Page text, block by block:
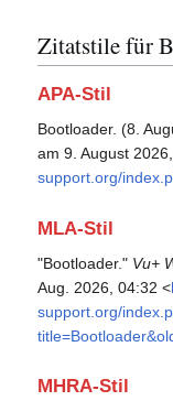
Zitatstile für
APA-Stil
Bootloader. (8.
am 9. August
support.org/
MLA-Stil
"Bootloader." Vu+
Aug. 2026, 04:32 <
support.org/
MHRA-Stil